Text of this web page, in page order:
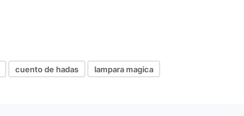
cuento de hadas lampara magica